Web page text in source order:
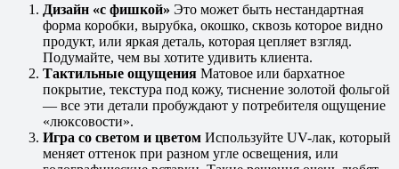
Дизайн «с фишкой» Это может быть нестандартная
форма коробки, вырубка, окошко, сквозь которое видно
продукт, или яркая деталь, которая цепляет взгляд.
Подумайте, чем вы хотите удивить клиента.
Тактильные ощущения Матовое или бархатное
покрытие, текстура под кожу, тиснение золотой фольгой
— все эти детали пробуждают у потребителя ощущение
«люксовости».
Игра со светом и цветом Используйте UV-лак, который
меняет оттенок при разном угле освещения, или